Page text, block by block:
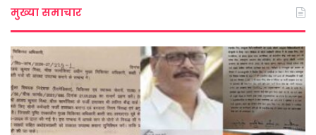
मुख्या समाचार